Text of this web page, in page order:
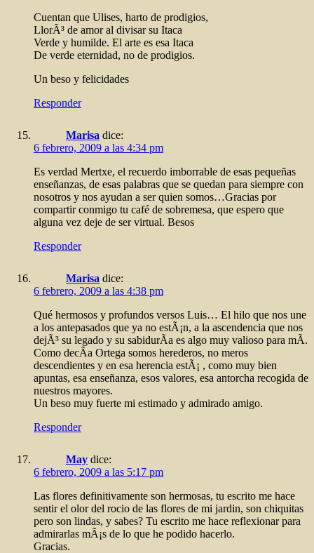
Cuentan que Ulises, harto de prodigios,
LlorÃ³ de amor al divisar su Itaca
Verde y humilde. El arte es esa Itaca
De verde eternidad, no de prodigios.
Un beso y felicidades
Responder
Marisa dice:
6 febrero, 2009 a las 4:34 pm
Es verdad Mertxe, el recuerdo imborrable de esas pequeñas
enseñanzas, de esas palabras que se quedan para siempre con
nosotros y nos ayudan a ser quien somos…Gracias por
compartir conmigo tu café de sobremesa, que espero que
alguna vez deje de ser virtual. Besos
Responder
Marisa dice:
6 febrero, 2009 a las 4:38 pm
Qué hermosos y profundos versos Luis… El hilo que nos une
a los antepasados que ya no estÃ¡n, a la ascendencia que nos
dejÃ³ su legado y su sabidurÃ­a es algo muy valioso para mÃ­.
Como decÃ­a Ortega somos herederos, no meros
descendientes y en esa herencia estÃ¡ , como muy bien
apuntas, esa enseñanza, esos valores, esa antorcha recogida de
nuestros mayores.
Un beso muy fuerte mi estimado y admirado amigo.
Responder
May dice:
6 febrero, 2009 a las 5:17 pm
Las flores definitivamente son hermosas, tu escrito me hace
sentir el olor del rocio de las flores de mi jardin, son chiquitas
pero son lindas, y sabes? Tu escrito me hace reflexionar para
admirarlas mÃ¡s de lo que he podido hacerlo.
Gracias.